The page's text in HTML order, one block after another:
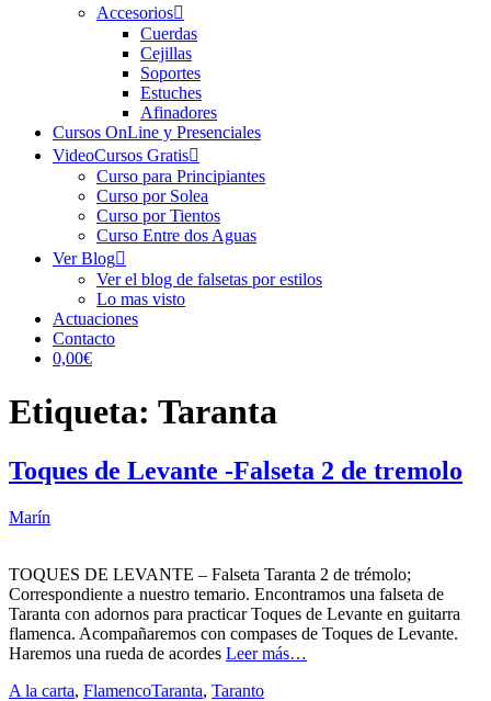
Accesorios
Cuerdas
Cejillas
Soportes
Estuches
Afinadores
Cursos OnLine y Presenciales
VideoCursos Gratis
Curso para Principiantes
Curso por Solea
Curso por Tientos
Curso Entre dos Aguas
Ver Blog
Ver el blog de falsetas por estilos
Lo mas visto
Actuaciones
Contacto
0,00€
Etiqueta: Taranta
Toques de Levante -Falseta 2 de tremolo
Marín
TOQUES DE LEVANTE – Falseta Taranta 2 de trémolo;
Correspondiente a nuestro temario. Encontramos una falseta de
Taranta con adornos para practicar Toques de Levante en guitarra
flamenca. Acompañaremos con compases de Toques de Levante.
Haremos una rueda de acordes Leer más…
A la carta, FlamencoTaranta, Taranto